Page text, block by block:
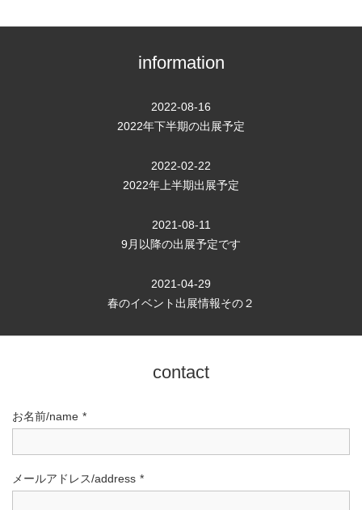
information
2022-08-16
2022年下半期の出展予定
2022-02-22
2022年上半期出展予定
2021-08-11
9月以降の出展予定です
2021-04-29
春のイベント出展情報その２
contact
お名前/name *
メールアドレス/address *